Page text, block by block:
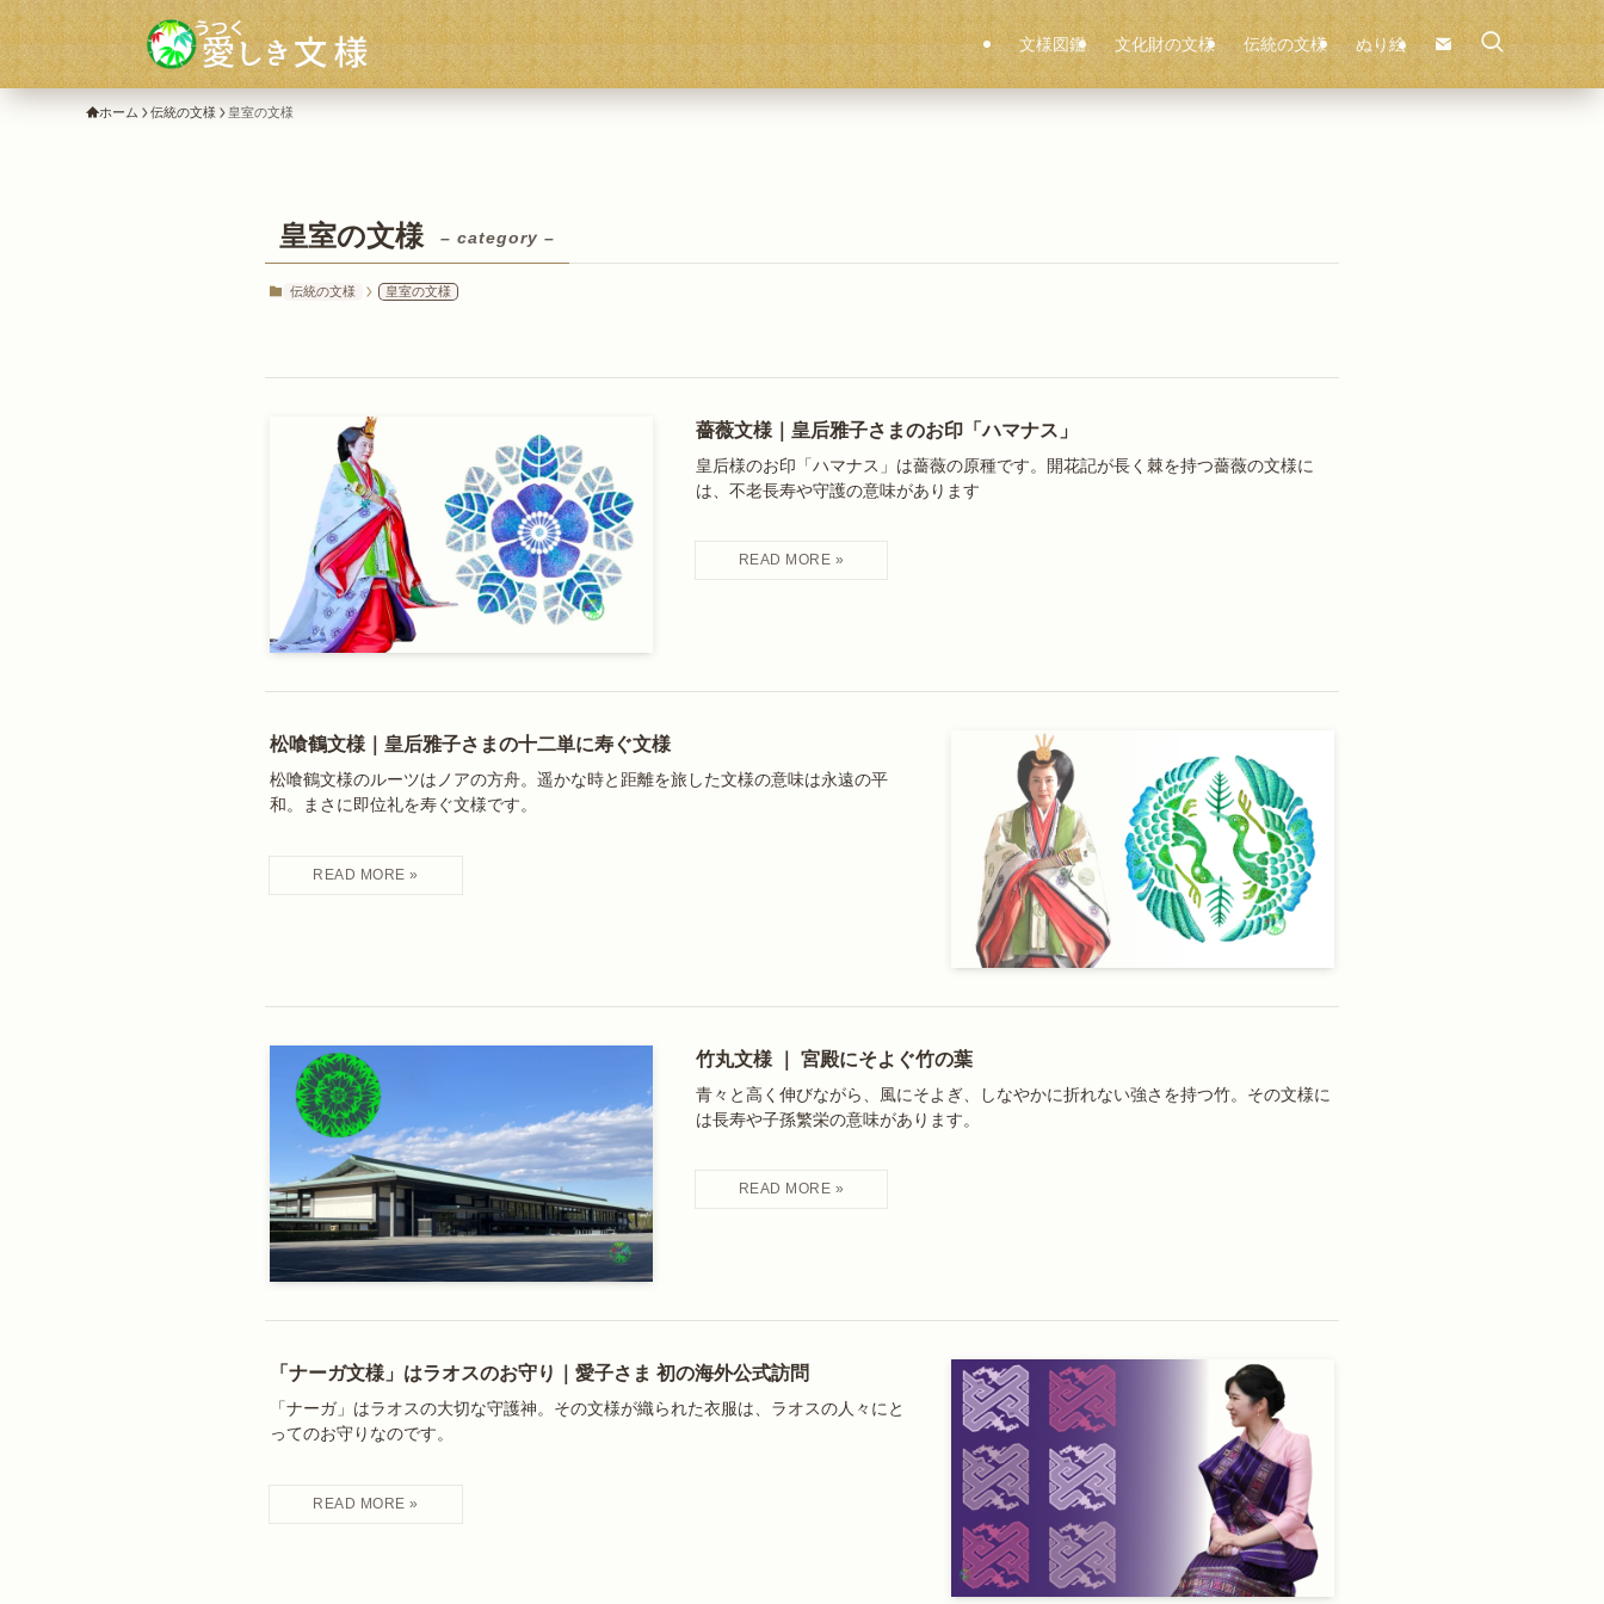
文様図鑑 文化財の文様 伝統の文様 ぬり絵
ホーム 伝統の文様 皇室の文様
皇室の文様 – category –
伝統の文様 皇室の文様
薔薇文様｜皇后雅子さまのお印「ハマナス」
皇后様のお印「ハマナス」は薔薇の原種です。開花記が長く棘を持つ薔薇の文様に
は、不老長寿や守護の意味があります
松喰鶴文様｜皇后雅子さまの十二単に寿ぐ文様
松喰鶴文様のルーツはノアの方舟。遥かな時と距離を旅した文様の意味は永遠の平
和。まさに即位礼を寿ぐ文様です。
竹丸文様 ｜ 宮殿にそよぐ竹の葉
青々と高く伸びながら、風にそよぎ、しなやかに折れない強さを持つ竹。その文様に
は長寿や子孫繁栄の意味があります。
「ナーガ文様」はラオスのお守り｜愛子さま 初の海外公式訪問
「ナーガ」はラオスの大切な守護神。その文様が織られた衣服は、ラオスの人々にと
ってのお守りなのです。